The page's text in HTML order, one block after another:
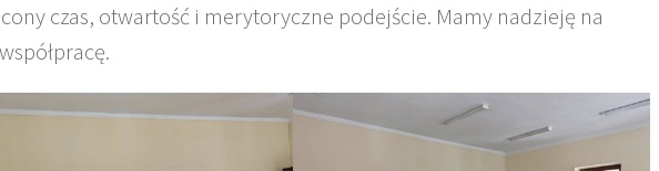
czas, otwartość i merytoryczne podejście. Mamy nadzieję na